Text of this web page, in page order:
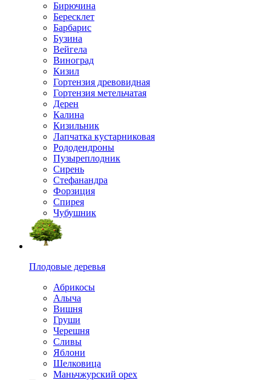
Бирючина
Бересклет
Барбарис
Бузина
Вейгела
Виноград
Кизил
Гортензия древовидная
Гортензия метельчатая
Дерен
Калина
Кизильник
Лапчатка кустарниковая
Рододендроны
Пузыреплодник
Сирень
Стефанандра
Форзиция
Спирея
Чубушник
Плодовые деревья
Абрикосы
Алыча
Вишня
Груши
Черешня
Сливы
Яблони
Шелковица
Маньчжурский орех